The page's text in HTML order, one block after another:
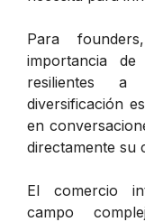
Para
importancia
resilientes a
diversificación
en
directamente su
El comercio
campo